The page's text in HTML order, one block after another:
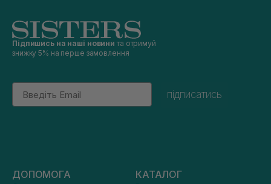
Підпишись на наші новини та отримуй
знижку 5% на перше замовлення
Email
підписатись
ДОПОМОГА КАТАЛОГ